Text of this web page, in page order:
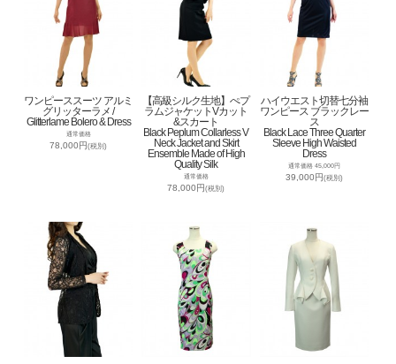
ワンピーススーツ アルミ
グリッターラメ /
Glitterlame Bolero & Dress
通常価格
78,000円(税別)
【高級シルク生地】ぺプ
ラムジャケットVカット
&スカート
Black Peplum Collarless V
Neck Jacket and Skirt
Ensemble Made of High
Quality Silk
通常価格
78,000円(税別)
ハイウエスト切替七分袖
ワンピース ブラックレー
ス
Black Lace Three Quarter
Sleeve High Waisted
Dress
通常価格 45,000円
39,000円(税別)